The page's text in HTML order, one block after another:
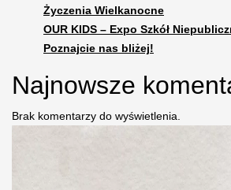
Życzenia Wielkanocne
OUR KIDS – Expo Szkół
Poznajcie nas bliżej!
Najnowsze
Brak komentarzy do wyświetlenia.